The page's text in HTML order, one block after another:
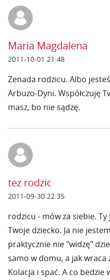
Maria Magdalena
2011-10-01 21:48
Zenada rodzicu. Albo
Arbuzo-Dyni. Współczuję
masz, bo nie sądzę.
tez rodzic
2011-09-30 22:35
rodzicu - mów za siebie.
Twoje dziecko. Ja nie
praktycznie nie "widzę"
samo w domu, a jak wraca
Kolacja i spać. A co bedzie